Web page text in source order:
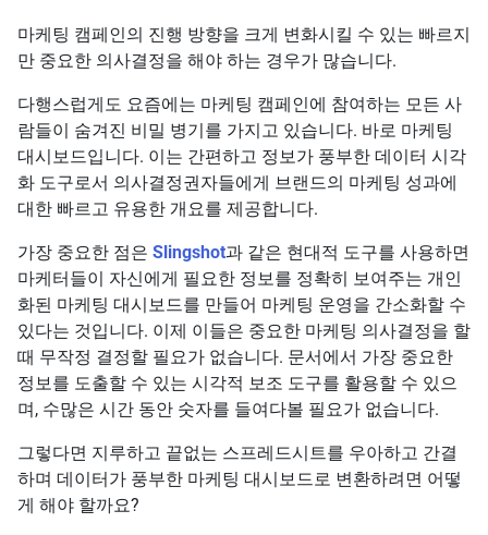
마케팅 캠페인의 진행 방향을 크게 변화시킬 수 있는 빠르지
만 중요한 의사결정을 해야 하는 경우가 많습니다.
다행스럽게도 요즘에는 마케팅 캠페인에 참여하는 모든 사
람들이 숨겨진 비밀 병기를 가지고 있습니다. 바로 마케팅
대시보드입니다. 이는 간편하고 정보가 풍부한 데이터 시각
화 도구로서 의사결정권자들에게 브랜드의 마케팅 성과에
대한 빠르고 유용한 개요를 제공합니다.
가장 중요한 점은 Slingshot과 같은 현대적 도구를 사용하면
마케터들이 자신에게 필요한 정보를 정확히 보여주는 개인
화된 마케팅 대시보드를 만들어 마케팅 운영을 간소화할 수
있다는 것입니다. 이제 이들은 중요한 마케팅 의사결정을 할
때 무작정 결정할 필요가 없습니다. 문서에서 가장 중요한
정보를 도출할 수 있는 시각적 보조 도구를 활용할 수 있으
며, 수많은 시간 동안 숫자를 들여다볼 필요가 없습니다.
그렇다면 지루하고 끝없는 스프레드시트를 우아하고 간결
하며 데이터가 풍부한 마케팅 대시보드로 변환하려면 어떻
게 해야 할까요?